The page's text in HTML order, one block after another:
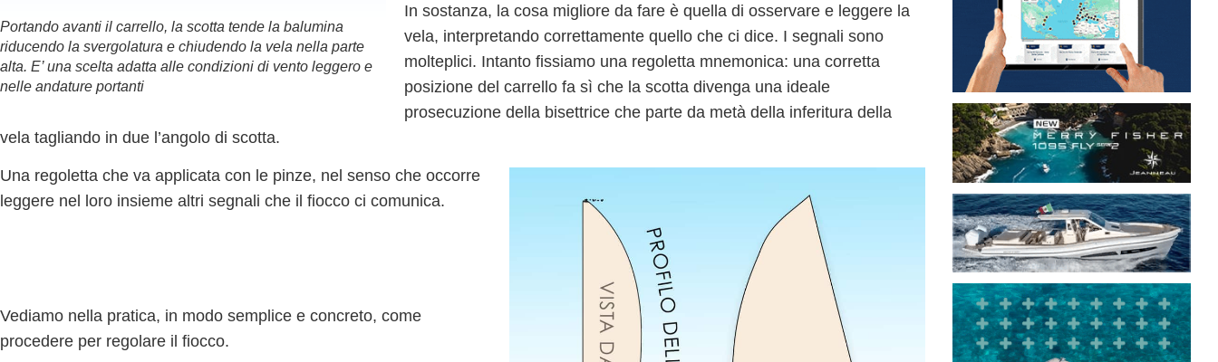
Portando avanti il carrello, la scotta tende la balumina
riducendo la svergolatura e chiudendo la vela nella parte
alta. E’ una scelta adatta alle condizioni di vento leggero e
nelle andature portanti
In sostanza, la cosa migliore da fare è quella di osservare e leggere la
vela, interpretando correttamente quello che ci dice. I segnali sono
molteplici. Intanto fissiamo una regoletta mnemonica: una corretta
posizione del carrello fa sì che la scotta divenga una ideale
prosecuzione della bisettrice che parte da metà della inferitura della
vela tagliando in due l’angolo di scotta.
Una regoletta che va applicata con le pinze, nel senso che occorre
leggere nel loro insieme altri segnali che il fiocco ci comunica.
Vediamo nella pratica, in modo semplice e concreto, come
procedere per regolare il fiocco.